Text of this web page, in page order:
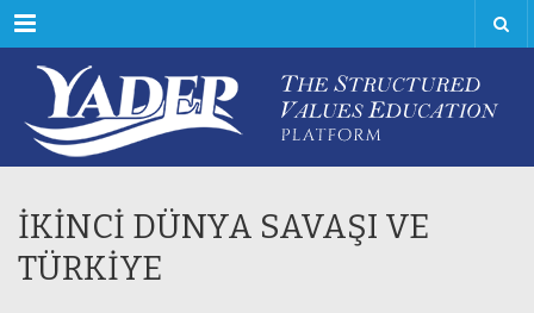
Menu
İKİNCİ DÜNYA SAVAŞI VE
TÜRKİYE